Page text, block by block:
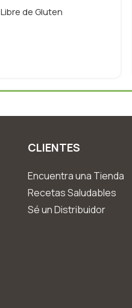
Libre de Gluten
CLIENTES
Encuentra una Tienda
Recetas Saludables
Sé un Distribuidor